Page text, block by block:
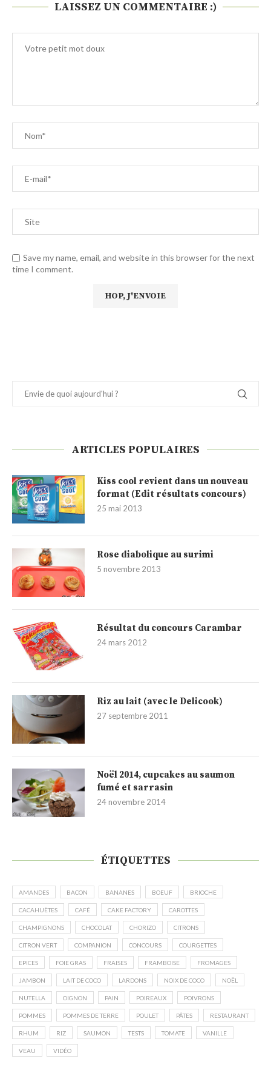
LAISSEZ UN COMMENTAIRE :)
Save my name, email, and website in this browser for the next
time I comment.
ARTICLES POPULAIRES
Kiss cool revient dans un nouveau
format (Edit résultats concours)
25 mai 2013
Rose diabolique au surimi
5 novembre 2013
Résultat du concours Carambar
24 mars 2012
Riz au lait (avec le Delicook)
27 septembre 2011
Noël 2014, cupcakes au saumon
fumé et sarrasin
24 novembre 2014
ÉTIQUETTES
AMANDES BACON BANANES BOEUF BRIOCHE
CACAHUÈTES CAFÉ CAKE FACTORY CAROTTES
CHAMPIGNONS CHOCOLAT CHORIZO CITRONS
CITRON VERT COMPANION CONCOURS COURGETTES
EPICES FOIE GRAS FRAISES FRAMBOISE FROMAGES
JAMBON LAIT DE COCO LARDONS NOIX DE COCO NOËL
NUTELLA OIGNON PAIN POIREAUX POIVRONS
POMMES POMMES DE TERRE POULET PÂTES RESTAURANT
RHUM RIZ SAUMON TESTS TOMATE VANILLE
VEAU VIDÉO